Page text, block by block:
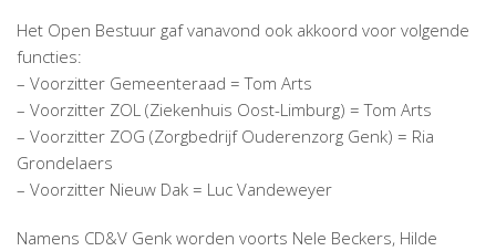
Het Open Bestuur gaf vanavond ook akkoord voor volgende
functies:
– Voorzitter Gemeenteraad = Tom Arts
– Voorzitter ZOL (Ziekenhuis Oost-Limburg) = Tom Arts
– Voorzitter ZOG (Zorgbedrijf Ouderenzorg Genk) = Ria
Grondelaers
– Voorzitter Nieuw Dak = Luc Vandeweyer
Namens CD&V Genk worden voorts Nele Beckers, Hilde